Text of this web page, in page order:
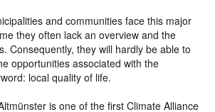
and communities face this major
they often lack an overview and the
Consequently, they will hardly be able to
opportunities associated with the
local quality of life.
is one of the first Climate Alliance